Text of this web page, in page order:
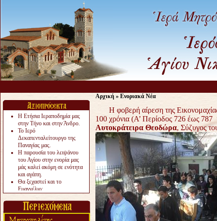
Η Ετήσια Ιεραποδημία μας
στην Τήνο και στην Άνδρο.
Το Ιερό
Δεκαπενταλείτουργο της
Παναγίας μας.
Η παρουσία του λειψάνου
του Αγίου στην ενορία μας
μάς καλεί ακόμη σε ενότητα
και αγάπη.
Θα ξεχαστεί και το
Ευαγγέλιο;
«πολύ αργά».
Ζητείται....
Αρχική » Ενοριακά Νέα
H φοβερή αίρεση της
100 χρόνια (Α’ Περίοδος 726 έως
Αυτοκράτειρα Θεοδώρα, Σύζυγος